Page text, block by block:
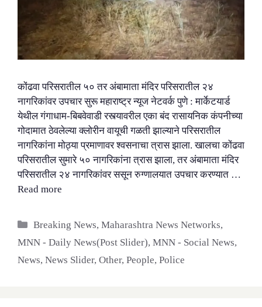
कोंढवा परिसरातील ५० तर अंबामाता मंदिर परिसरातील २४
नागरिकांवर उपचार सुरू महाराष्ट्र न्यूज नेटवर्क पुणे : मार्केटयार्ड
येथील गंगाधाम-बिबवेवाडी रस्त्यावरील एका बंद रासायनिक कंपनीच्या
गोदामात ठेवलेल्या क्लोरीन वायूची गळती झाल्याने परिसरातील
नागरिकांना मोठ्या प्रमाणावर श्वसनाचा त्रास झाला. खालचा कोंढवा
परिसरातील सुमारे ५० नागरिकांना त्रास झाला, तर अंबामाता मंदिर
परिसरातील २४ नागरिकांवर ससून रुग्णालयात उपचार करण्यात …
Read more
Categories
Breaking News,Maharashtra News Networks,
MNN - Daily News(Post Slider), MNN - Social News,
News, News Slider, Other, People, Police